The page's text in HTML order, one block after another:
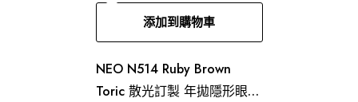
添加到購物車
NEO N514 Ruby Brown
Toric 散光訂製 年拋隱形眼鏡